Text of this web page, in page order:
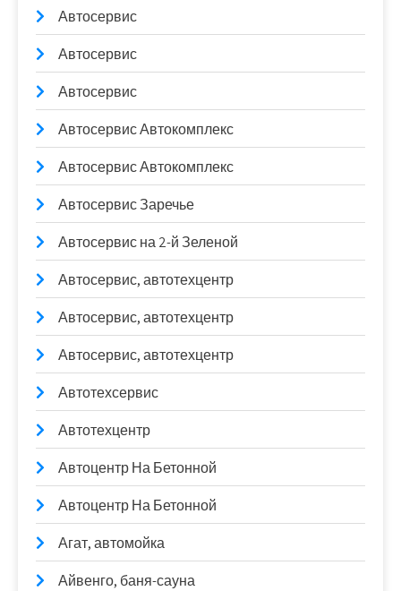
Автосервис
Автосервис
Автосервис
Автосервис Автокомплекс
Автосервис Автокомплекс
Автосервис Заречье
Автосервис на 2-й Зеленой
Автосервис, автотехцентр
Автосервис, автотехцентр
Автосервис, автотехцентр
Автотехсервис
Автотехцентр
Автоцентр На Бетонной
Автоцентр На Бетонной
Агат, автомойка
Айвенго, баня-сауна